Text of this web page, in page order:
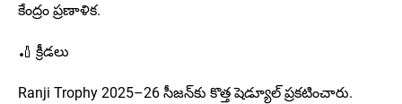
కేంద్రం ప్రణాళిక.
🏏 క్రీడలు
Ranji Trophy 2025–26 సీజన్‌కు కొత్త షెడ్యూల్ ప్రకటించారు.